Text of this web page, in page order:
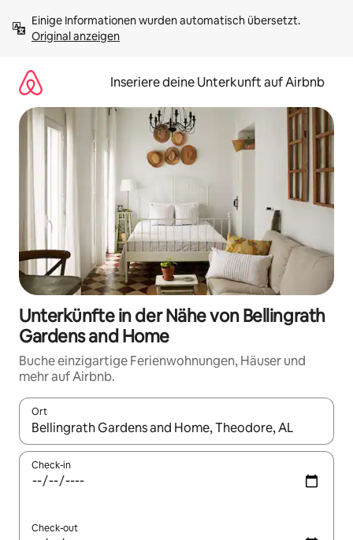
Inhalten
springenOriginal anzeigen
Inseriere deine Unterkunft auf Airbnb
Unterkünfte in der Nähe von Bellingrath
Gardens and Home
Buche einzigartige Ferienwohnungen, Häuser und
mehr auf Airbnb.
Ort
Wenn Ergebnisse verfügbar sind, navigiere mit den
Check-in
Check-out